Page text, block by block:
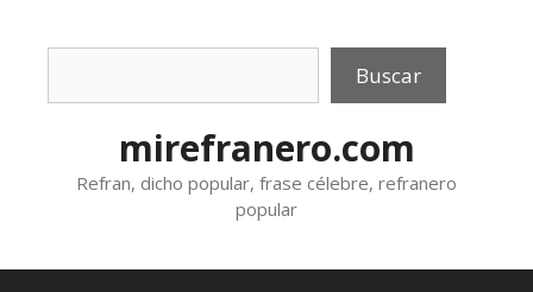
Buscar
mirefranero.com
Refran, dicho popular, frase célebre, refranero
popular